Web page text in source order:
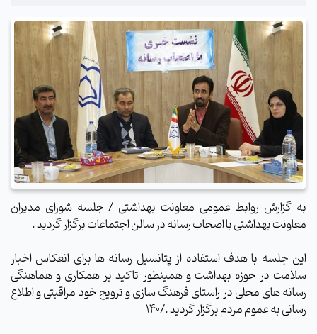
به گزارش روابط عمومی معاونت بهداشتی / جلسه شورای مدیران
معاونت بهداشتی با اصحاب رسانه در سالن اجتماعات برگزار گردید .
این جلسه با هدف استفاده از پتانسیل رسانه ها برای انعکاس اخبار
سلامت در حوزه بهداشت و همینطور تاکید بر همکاری و هماهنگی
رسانه های محلی در راستای فرهنگ سازی و ترویج خود مراقبتی و اطلاع
رسانی به عموم مردم برگزار گردید ./140